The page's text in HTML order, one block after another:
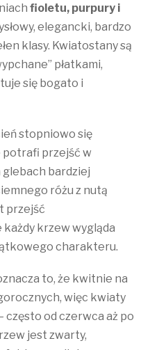
fioletu, purpury i
elegancki, bardzo
klasy. Kwiatostany są
płatkami,
się bogato i
stopniowo się
potrafi przejść w
glebach bardziej
różu z nutą
przejść
krzew wygląda
charakteru.
to, że kwitnie na
więc kwiaty
często od czerwca aż po
jest zwarty,